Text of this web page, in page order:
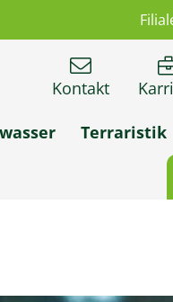
Kontakt
Terraristik